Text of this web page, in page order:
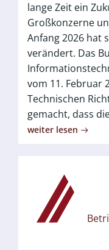
lange Zeit ein
Großkonzerne
Anfang 2026 hat
verändert. Das
vom 11. Februar
Technischen
gemacht, dass
weiter lesen